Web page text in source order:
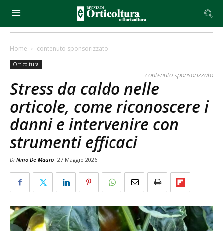
Home contenuto sponsorizzato
Orticoltura
contenuto sponsorizzato
Stress da caldo nelle
orticole, come riconoscere i
danni e intervenire con
strumenti efficaci
Di Nino De Mauro 27 Maggio 2026